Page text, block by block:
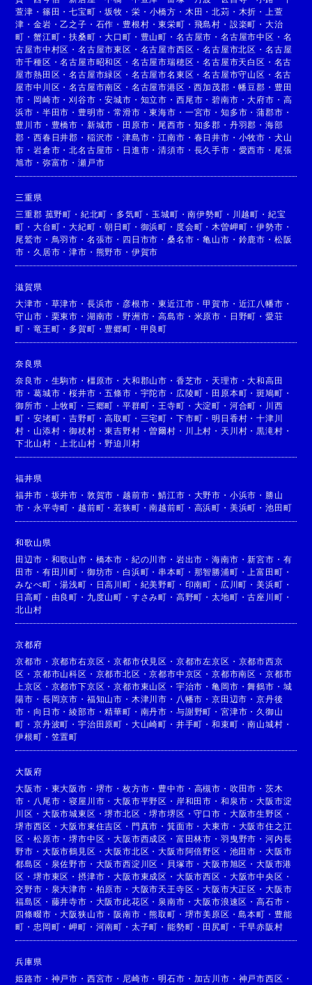
萱津 ・ 篠田 ・七宝町 ・坂牧 ・ 栄 ・ 小橋方 ・ 木田 ・北苅 ・ 木折 ・
上萱
津 ・金岩 ・乙之子 ・ 石作 ・ 豊根村 ・東栄町 ・ 飛島村 ・ 設楽町 ・ 大治
町 ・蟹江町 ・扶桑町 ・大口町 ・ 豊山町 ・ 名古屋市 ・ 名古屋市中区 ・ 名
古屋市中村区 ・名古屋市東区 ・ 名古屋市西区 ・名古屋市北区 ・ 名古屋
市千種区 ・名古屋市昭和区 ・ 名古屋市瑞穂区 ・名古屋市天白区 ・ 名古
屋市熱田区 ・名古屋市緑区 ・ 名古屋市名東区 ・名古屋市守山区 ・ 名古
屋市中川区 ・名古屋市南区 ・ 名古屋市港区 ・西加茂郡 ・幡豆郡 ・ 豊田
市 ・ 岡崎市 ・刈谷市 ・安城市 ・ 知立市 ・ 西尾市 ・碧南市 ・大府市 ・ 高
浜市 ・ 半田市 ・ 豊明市 ・常滑市 ・東海市 ・ 一宮市 ・ 知多市 ・蒲郡市 ・
豊川市 ・ 豊橋市 ・ 新城市 ・ 田原市 ・ 尾西市 ・ 知多郡 ・ 丹羽郡 ・ 海部
郡 ・西春日井郡 ・ 稲沢市 ・津島市 ・江南市 ・ 春日井市 ・ 小牧市 ・ 犬山
市 ・岩倉市 ・北名古屋市 ・ 日進市 ・清須市 ・ 長久手市 ・ 愛西市 ・ 尾張
旭市 ・ 弥富市 ・瀬戸市
三重県
三重郡 菰野町 ・ 紀北町 ・ 多気町 ・ 玉城町 ・南伊勢町 ・ 川越町 ・ 紀宝
町 ・大台町 ・大紀町 ・朝日町 ・ 御浜町 ・ 度会町 ・ 木曽岬町 ・伊勢市 ・
尾鷲市 ・ 鳥羽市 ・ 名張市 ・ 四日市市 ・桑名市 ・亀山市 ・ 鈴鹿市 ・ 松阪
市 ・ 久居市 ・津市 ・ 熊野市 ・ 伊賀市
滋賀県
大津市 ・ 草津市 ・ 長浜市 ・ 彦根市 ・東近江市 ・甲賀市 ・ 近江八幡市 ・
守山市 ・ 栗東市 ・ 湖南市 ・野洲市 ・高島市 ・ 米原市 ・ 日野町 ・ 愛荘
町 ・竜王町 ・ 多賀町 ・ 豊郷町 ・ 甲良町
奈良県
奈良市 ・ 生駒市 ・ 橿原市 ・大和郡山市 ・ 香芝市 ・ 天理市 ・大和高田
市 ・葛城市 ・桜井市 ・五條市 ・ 宇陀市 ・ 広陵町 ・ 田原本町 ・斑鳩町 ・
御所市 ・ 上牧町 ・ 三郷町 ・平群町 ・ 王寺町 ・ 大淀町 ・ 河合町 ・ 川西
町 ・安堵町 ・吉野町 ・高取町 ・ 三宅町 ・ 下市町 ・明日香村 ・十津川
村 ・ 山添村 ・御杖村 ・東吉野村 ・曽爾村 ・ 川上村 ・ 天川村 ・黒滝村 ・
下北山村 ・ 上北山村 ・野迫川村
福井県
福井市 ・ 坂井市 ・ 敦賀市 ・ 越前市 ・鯖江市 ・ 大野市 ・ 小浜市 ・ 勝山
市 ・永平寺町 ・ 越前町 ・若狭町 ・南越前町 ・ 高浜町 ・ 美浜町 ・ 池田町
和歌山県
田辺市 ・ 和歌山市 ・ 橋本市 ・ 紀の川市 ・ 岩出市 ・海南市 ・新宮市 ・ 有
田市 ・ 有田川町 ・ 御坊市 ・ 白浜町 ・ 串本町 ・ 那智勝浦町 ・ 上富田町 ・
みなべ町 ・湯浅町 ・ 日高川町 ・ 紀美野町 ・ 印南町 ・ 広川町 ・美浜町 ・
日高町 ・ 由良町 ・ 九度山町 ・ すさみ町 ・ 高野町 ・太地町 ・古座川町 ・
北山村
京都府
京都市 ・ 京都市右京区 ・京都市伏見区 ・ 京都市左京区 ・ 京都市西京
区 ・京都市山科区 ・ 京都市北区 ・京都市中京区 ・京都市南区 ・ 京都市
上京区 ・ 京都市下京区 ・京都市東山区 ・ 宇治市 ・亀岡市 ・舞鶴市 ・ 城
陽市 ・ 長岡京市 ・ 福知山市 ・ 木津川市 ・ 八幡市 ・京田辺市 ・京丹後
市 ・向日市 ・綾部市 ・精華町 ・ 南丹市 ・ 与謝野町 ・ 宮津市 ・ 久御山
町 ・京丹波町 ・宇治田原町 ・ 大山崎町 ・ 井手町 ・和束町 ・南山城村 ・
伊根町 ・ 笠置町
大阪府
大阪市 ・ 東大阪市 ・ 堺市 ・枚方市 ・ 豊中市 ・ 高槻市 ・ 吹田市 ・ 茨木
市 ・ 八尾市 ・寝屋川市 ・大阪市平野区 ・ 岸和田市 ・ 和泉市 ・大阪市淀
川区 ・ 大阪市城東区 ・堺市北区 ・堺市堺区 ・守口市 ・ 大阪市生野区 ・
堺市西区 ・大阪市東住吉区 ・ 門真市 ・箕面市 ・大東市 ・ 大阪市住之江
区 ・松原市 ・堺市中区 ・大阪市西成区 ・ 富田林市 ・ 羽曳野市 ・ 河内長
野市 ・ 大阪市鶴見区 ・大阪市北区 ・大阪市阿倍野区 ・ 池田市 ・ 大阪市
都島区 ・ 泉佐野市 ・ 大阪市西淀川区 ・ 貝塚市 ・大阪市旭区 ・大阪市港
区 ・堺市東区 ・摂津市 ・大阪市東成区 ・ 大阪市西区 ・ 大阪市中央区 ・
交野市 ・ 泉大津市 ・ 柏原市 ・ 大阪市天王寺区 ・大阪市大正区 ・ 大阪市
福島区 ・ 藤井寺市 ・ 大阪市此花区 ・ 泉南市 ・大阪市浪速区 ・高石市 ・
四條畷市 ・大阪狭山市 ・阪南市 ・熊取町 ・ 堺市美原区 ・島本町 ・ 豊能
町 ・ 忠岡町 ・岬町 ・ 河南町 ・ 太子町 ・能勢町 ・ 田尻町 ・ 千早赤阪村
兵庫県
姫路市 ・ 神戸市 ・ 西宮市 ・ 尼崎市 ・明石市 ・ 加古川市 ・ 神戸市西区 ・